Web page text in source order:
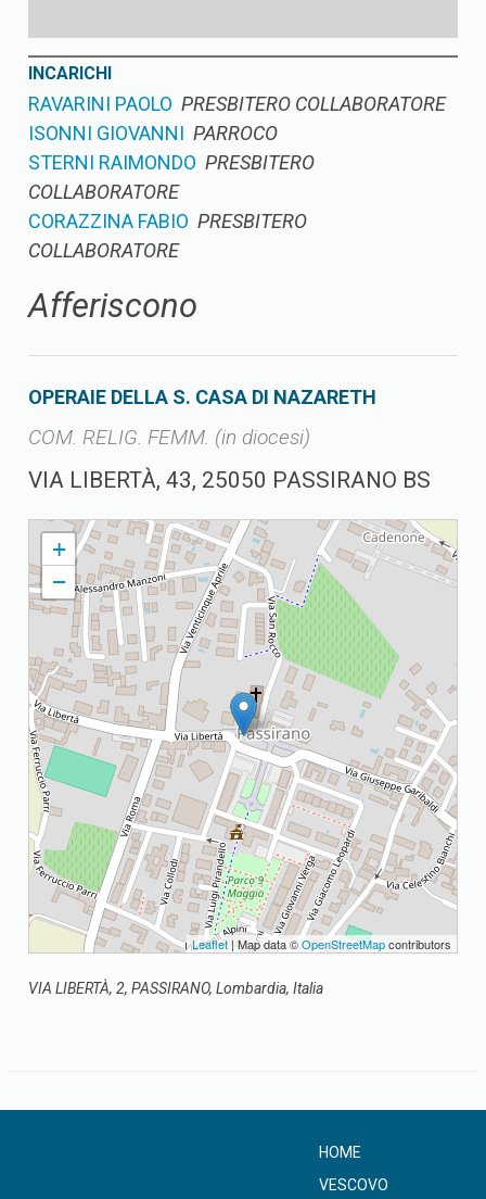
INCARICHI
RAVARINI PAOLO PRESBITERO COLLABORATORE
ISONNI GIOVANNI PARROCO
STERNI RAIMONDO PRESBITERO
COLLABORATORE
CORAZZINA FABIO PRESBITERO
COLLABORATORE
Afferiscono
OPERAIE DELLA S. CASA DI NAZARETH
COM. RELIG. FEMM. (in diocesi)
VIA LIBERTÀ, 43, 25050 PASSIRANO BS
PASSIRANO PARROCCHIA DI S. ZENONE
+
−
Leaflet | Map data ©OpenStreetMapcontributors
VIA LIBERTÀ, 2, PASSIRANO, Lombardia, Italia
HOME
VESCOVO